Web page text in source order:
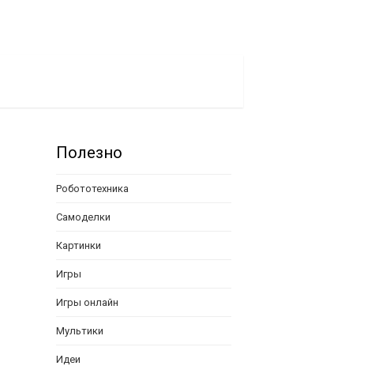
Полезно
Робототехника
Самоделки
Картинки
Игры
Игры онлайн
Мультики
Идеи